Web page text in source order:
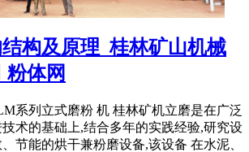
构及原理_桂林矿山机械
粉体网
系列立式磨粉 机 桂林矿机立磨是在广泛
术的基础上,结合多年的实践经验,研究设
节能的烘干兼粉磨设备,该设备 在水泥、